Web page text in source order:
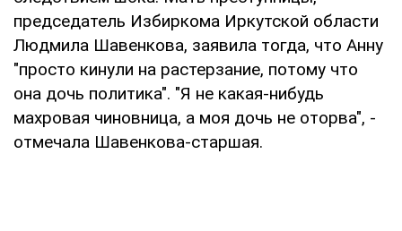
председатель Избиркома Иркутской области
Людмила Шавенкова, заявила тогда, что Анну
"просто кинули на растерзание, потому что
она дочь политика". "Я не какая-нибудь
махровая чиновница, а моя дочь не оторва", -
отмечала Шавенкова-старшая.